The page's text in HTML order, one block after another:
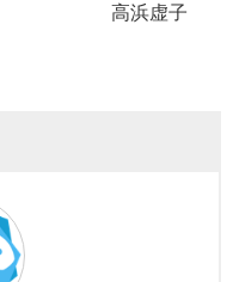
鱇鍋 高浜虚子